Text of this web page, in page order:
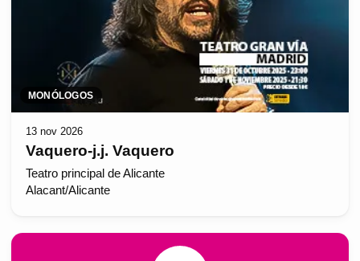
MONÓLOGOS
13 nov 2026
Vaquero-j.j. Vaquero
Teatro principal de Alicante
Alacant/Alicante